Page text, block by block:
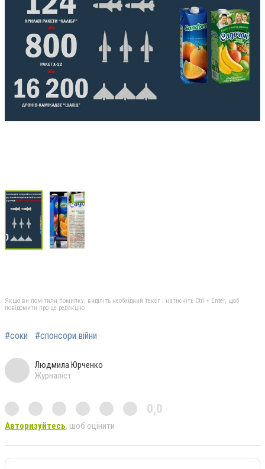
Якщо ви помітили помилку, виділіть необхідний текст і натисніть Ctrl + Enter, щоб
повідомити про це редакцію
#соки #спонсори війни
Людмила Юрченко
Журналіст
0,0
Авторизуйтесь, щоб оцінити